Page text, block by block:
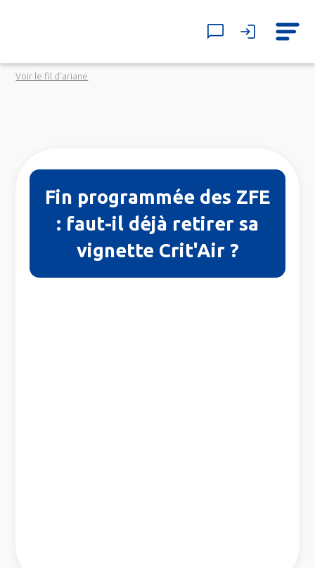
Voir le fil d'ariane
Fin programmée des ZFE
: faut-il déjà retirer sa
vignette Crit'Air ?